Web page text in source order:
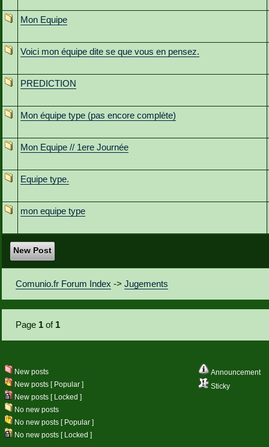
Mon Equipe
Voici mon équipe dite se que vous en pensez.
PREDICTION
Mon équipe type (pas encore complète)
Mon Equipe // 1ere Journée
Equipe type.
mon equipe type
New Post
Comunio.fr Forum Index ->Jugements
Page 1 of 1
Announcement
Sticky
New posts
New posts [ Popular ]
New posts [ Locked ]
No new posts
No new posts [ Popular ]
No new posts [ Locked ]